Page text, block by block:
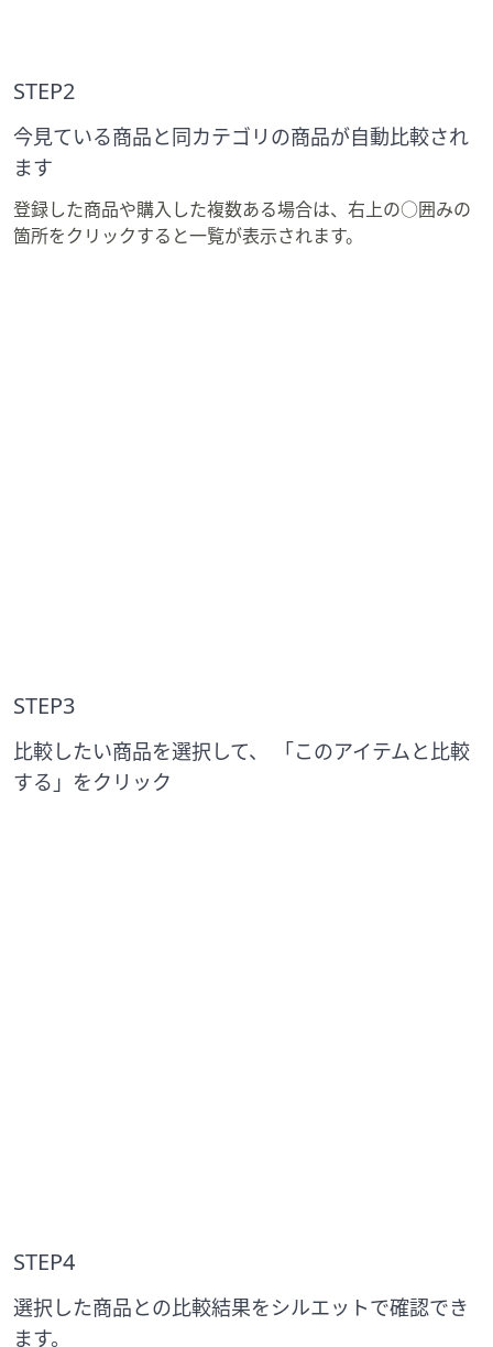
STEP2
今見ている商品と同カテゴリの商品が自動比較され
ます
登録した商品や購入した複数ある場合は、右上の○囲みの
箇所をクリックすると一覧が表示されます。
STEP3
比較したい商品を選択して、 「このアイテムと比較
する」をクリック
STEP4
選択した商品との比較結果をシルエットで確認でき
ます。